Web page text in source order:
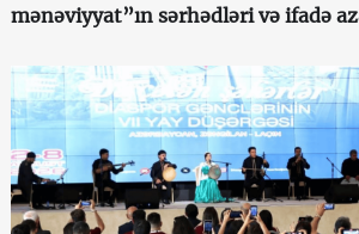
mənəviyyat”ın sərhədləri və ifadə